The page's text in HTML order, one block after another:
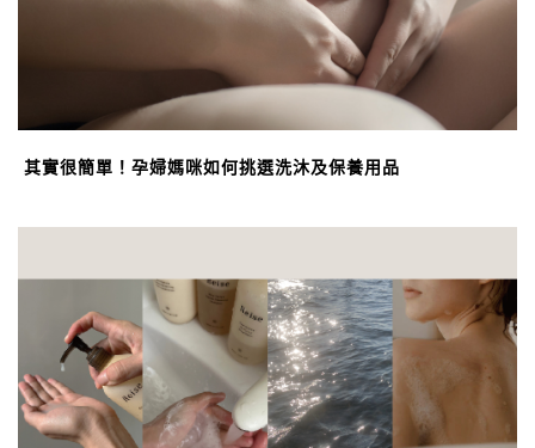
其實很簡單！孕婦媽咪如何挑選洗沐及保養用品